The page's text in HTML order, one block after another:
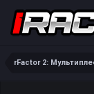
rFactor 2: